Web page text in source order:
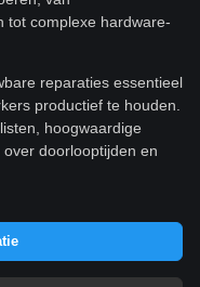
tot complexe hardware-
reparaties essentieel
productief te houden.
hoogwaardige
doorlooptijden en